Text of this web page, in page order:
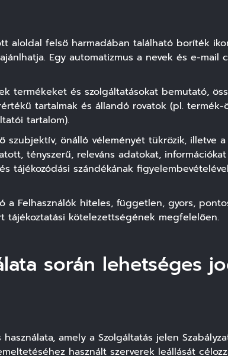
aloldal felső harmadában található boríték
Egy automatizmus a nevek és e-mail
termékeket és szolgáltatásokat bemutató,
tartalmak és állandó rovatok (pl. termék-
tartalom).
szubjektív, önálló véleményét tükrözik, illetve
tényszerű, releváns adatokat,
tájékozódási szándékának
a Felhasználók hiteles, független, gyors,
tájékoztatási kötelezettségének megfelelően.
során lehetséges
amely a Szolgáltatás jelen
használt szerverek leállását